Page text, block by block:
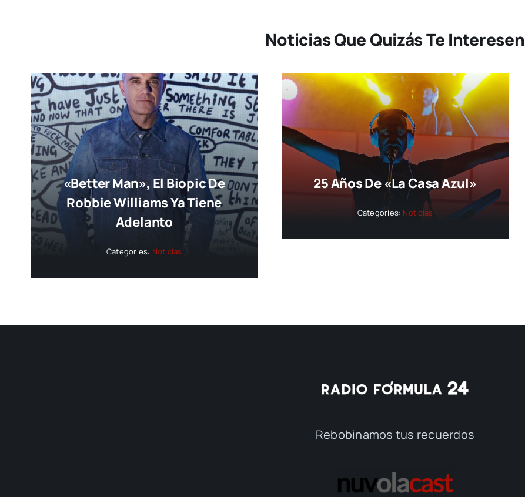
Noticias Que Quizás Te Interesen
«Better Man», El Biopic De
Robbie Williams Ya Tiene
Adelanto
Categories: Noticias
25 Años De «La Casa Azul»
Categories: Noticias
Rebobinamos tus recuerdos